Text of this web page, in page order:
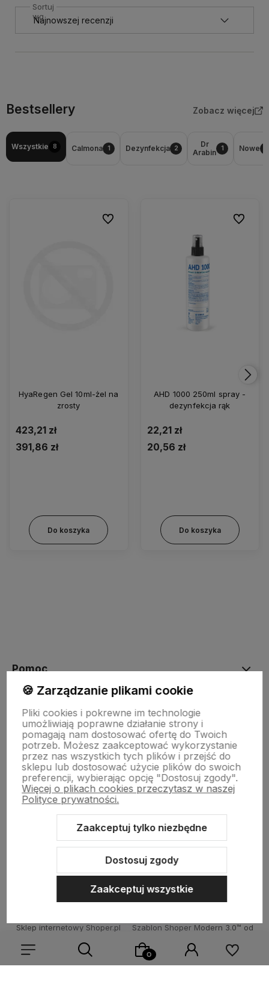
Sortuj
wg
Bestsellery Zobacz więcej
Wszystkie 8 Calmona 1 Dezynfekcja 2
Dr
Arabin 1 Nowe
HyaRegen Gel 10ml-żel na
zrosty
423,21 zł
391,86 zł
Do koszyka
Do ulubionych
AHD 1000 250ml spray -
dezynfekcja rąk
22,21 zł
20,56 zł
Do koszyka
Do
Pomoc
Moje konto
Płatności i dostawa
Informacje
Sklep internetowy Shoper.pl Szablon Shoper Modern 3.0™ od
🍪 Zarządzanie plikami cookie
Pliki cookies i pokrewne im technologie
umożliwiają poprawne działanie strony i
pomagają nam dostosować ofertę do Twoich
potrzeb. Możesz zaakceptować wykorzystanie
przez nas wszystkich tych plików i przejść do
sklepu lub dostosować użycie plików do swoich
preferencji, wybierając opcję "Dostosuj zgody".
Więcej o plikach cookies przeczytasz w naszej
Polityce prywatności.
Zaakceptuj tylko niezbędne
Dostosuj zgody
Zaakceptuj wszystkie